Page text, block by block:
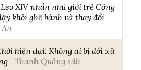
XIV nhắn nhủ giới trẻ Công
khỏi ghế bành và thay đổi
hiện đại: Không ai bị đối xử
Thanh Quảng sdb